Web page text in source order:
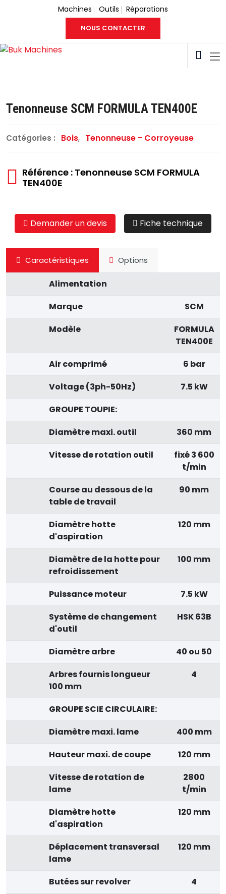
Machines Outils Réparations
NOUS CONTACTER
Tenonneuse SCM FORMULA TEN400E
Catégories : Bois, Tenonneuse - Corroyeuse
Référence : Tenonneuse SCM FORMULA
TEN400E
Demander un devis Fiche technique
Caractéristiques Options
Alimentation
Marque
SCM
Modèle
FORMULA
TEN400E
Air comprimé
6 bar
Voltage (3ph-50Hz)
7.5 kW
GROUPE TOUPIE:
Diamètre maxi. outil
360 mm
Vitesse de rotation outil
fixé 3 600
t/min
Course au dessous de la
table de travail
90 mm
Diamètre hotte
d'aspiration
120 mm
Diamètre de la hotte pour
refroidissement
100 mm
Puissance moteur
7.5 kW
Système de changement
d'outil
HSK 63B
Diamètre arbre
40 ou 50
Arbres fournis longueur
100 mm
4
GROUPE SCIE CIRCULAIRE:
Diamètre maxi. lame
400 mm
Hauteur maxi. de coupe
120 mm
Vitesse de rotation de
lame
2800
t/min
Diamètre hotte
d'aspiration
120 mm
Déplacement transversal
lame
120 mm
Butées sur revolver
4